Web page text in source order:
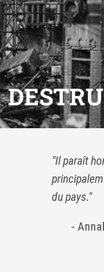
"Il paraît
du pays."
-